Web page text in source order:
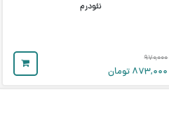
نئودرم
۹۷۰,۰۰۰
۸۷۳,۰۰۰ تومان